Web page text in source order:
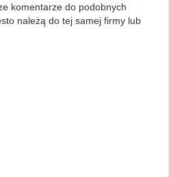
komentarze do podobnych
należą do tej samej firmy lub